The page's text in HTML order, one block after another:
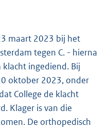
maart 2023 bij het
tegen C. - hierna
ingediend. Bij
oktober 2023, onder
College de klacht
Klager is van die
De orthopedisch